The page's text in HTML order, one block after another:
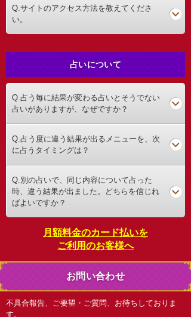
Q.サイトのアクセス方法を教えてくださ
い。
占いについて
Q.占う毎に結果が変わる占いとそうでない
占いがありますが、なぜですか？
Q.占う度に違う結果が出るメニューを、次
に占うタイミングは？
Q.別の占いで、同じ内容について占った
時、違う結果が出ました。どちらを信じれ
ばよいですか？
月額料金のカード払いを
ご利用のお客様へ
お問い合わせ
不具合報告、ご要望・ご質問、お待ちしておりま
す。